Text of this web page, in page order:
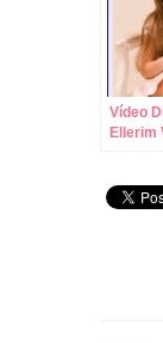
Vídeo
Ellerim